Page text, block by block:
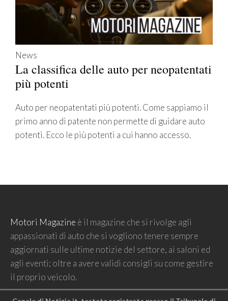
News
La classifica delle auto per neopatentati
più potenti
Auto per neopatentati più potenti. Come sappiamo il
primo anno di patente non permette di guidare auto
potenti. Ecco le più potenti a cui hanno accesso.
Motori Magazine è il magazine che si rivolge agli
appassionati di auto che si vogliono tenere sempre
aggiornati sulle ultime notizie del settore, ai saloni ed
agli eventi; oltre a avere validi consigli su come gestire
il proprio veicolo.